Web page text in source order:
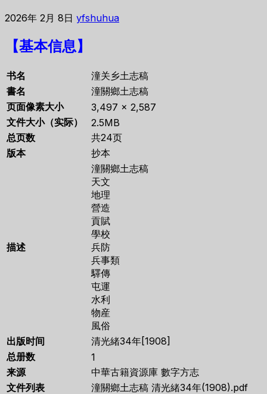
2026年 2月 8日 yfshuhua
【基本信息】
书名
潼关乡土志稿
書名
潼關鄉土志稿
页面像素大小
3,497 × 2,587
文件大小（实际）
2.5MB
总页数
共24页
版本
抄本
描述
潼關鄉土志稿
天文
地理
營造
貢賦
學校
兵防
兵事類
驛傳
屯運
水利
物産
風俗
出版时间
清光緒34年[1908]
总册数
1
来源
中華古籍資源庫 數字方志
文件列表
潼關鄉土志稿 清光緒34年(1908).pdf